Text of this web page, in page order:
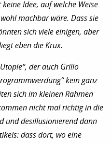
Idee, auf welche Weise
machbar wäre. Dass sie
sich viele einigen, aber
eben die Krux.
der auch Grillo
kein ganz
sich im kleinen Rahmen
nicht mal richtig in die
und desillusionierend dann
dass dort, wo eine